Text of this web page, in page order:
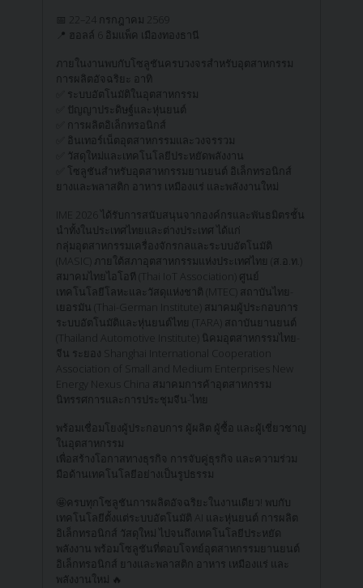
📅 22–24 กรกฎาคม 2569
📍 ฮอลล์ 6 อิมแพ็ค เมืองทองธานี
ภายในงานพบกับโซลูชันครบวงจรสำหรับอุตสาหกรรม
การผลิตอัจฉริยะ อาทิ
✅ ระบบอัตโนมัติในอุตสาหกรรม
✅ ปัญญาประดิษฐ์และหุ่นยนต์
✅ การผลิตอิเล็กทรอนิกส์
✅ อินเทอร์เน็ตอุตสาหกรรมและวงจรรวม
✅ วัสดุใหม่และเทคโนโลยีประหยัดพลังงาน
✅ โซลูชันสำหรับอุตสาหกรรมยานยนต์ อิเล็กทรอนิกส์
ยางและพลาสติก อาหาร เหมืองแร่ และพลังงานใหม่
IME 2026 ได้รับการสนับสนุนจากองค์กรและพันธมิตรชั้น
นำทั้งในประเทศไทยและต่างประเทศ ได้แก่
กลุ่มอุตสาหกรรมเครื่องจักรกลและระบบอัตโนมัติ
(MASIC) ภายใต้สภาอุตสาหกรรมแห่งประเทศไทย (ส.อ.ท.)
สมาคมไทยไอโอที (Thai IoT Association) ศูนย์
เทคโนโลยีโลหะและวัสดุแห่งชาติ (MTEC) สถาบันไทย-
เยอรมัน (Thai-German Institute) สมาคมผู้ประกอบการ
ระบบอัตโนมัติและหุ่นยนต์ไทย (TARA) สถาบันยานยนต์
(Thailand Automotive Institute) นิคมอุตสาหกรรมไทย-
จีน ระยอง Shanghai International Cooperation
Association of Small and Medium Enterprises New
Energy Nexus China สมาคมการค้าอุตสาหกรรม
นิทรรศการและการประชุมจีน-ไทย
พร้อมเชื่อมโยงผู้ประกอบการ ผู้ผลิต ผู้ซื้อ และผู้เชี่ยวชาญ
ในอุตสาหกรรม
เพื่อสร้างโอกาสทางธุรกิจ การจับคู่ธุรกิจ และความร่วม
มือด้านเทคโนโลยีอย่างเป็นรูปธรรม
🤩ครบทุกโซลูชันการผลิตอัจฉริยะในงานเดียว! พบกับ
เทคโนโลยีตั้งแต่ระบบอัตโนมัติ AI และหุ่นยนต์ การผลิต
อิเล็กทรอนิกส์ วัสดุใหม่ ไปจนถึงเทคโนโลยีประหยัด
พลังงาน พร้อมโซลูชันที่ตอบโจทย์อุตสาหกรรมยานยนต์
อิเล็กทรอนิกส์ ยางและพลาสติก อาหาร เหมืองแร่ และ
พลังงานใหม่ 🔥